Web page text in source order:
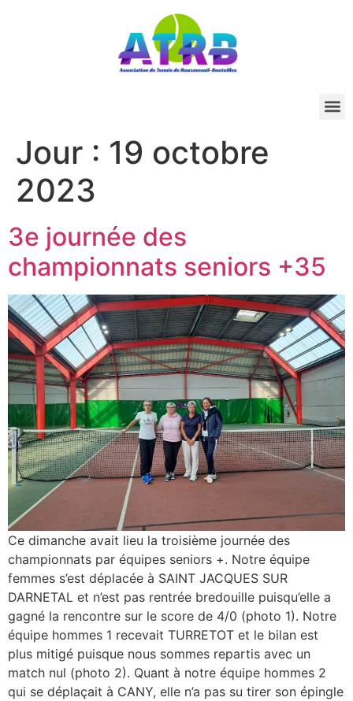
Jour : 19 octobre
2023
3e journée des
championnats seniors +35
Ce dimanche avait lieu la troisième journée des
championnats par équipes seniors +. Notre équipe
femmes s’est déplacée à SAINT JACQUES SUR
DARNETAL et n’est pas rentrée bredouille puisqu’elle a
gagné la rencontre sur le score de 4/0 (photo 1). Notre
équipe hommes 1 recevait TURRETOT et le bilan est
plus mitigé puisque nous sommes repartis avec un
match nul (photo 2). Quant à notre équipe hommes 2
qui se déplaçait à CANY, elle n’a pas su tirer son épingle